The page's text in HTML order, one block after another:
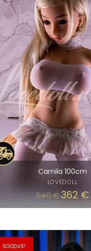
Camila 100cm
LOVEDOLL
540€ Algne
hind
540 €.
362€
SOODUS!